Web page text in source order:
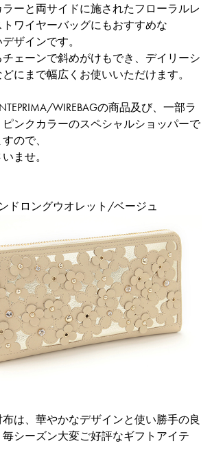
ーと両サイドに施されたフローラルレ
ワイヤーバッグにもおすすめな
ザインです。
ェーンで斜めがけもでき、デイリーシ
にまで幅広くお使いいただけます。
WIREBAGの商品及び、一部ラ
ンクカラーのスペシャルショッパーで
ので、
ませ。
ドロングウオレット/ベージュ
布は、華やかなデザインと使い勝手の良
シーズン大変ご好評なギフトアイテ